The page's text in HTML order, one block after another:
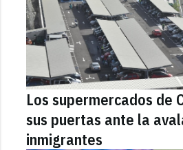
Los supermercados de
sus puertas ante la
inmigrantes